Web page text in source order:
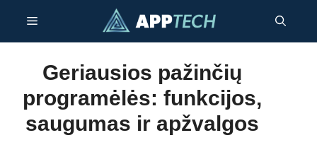
turinio
Meniu
Geriausios pažinčių
programėlės: funkcijos,
saugumas ir apžvalgos